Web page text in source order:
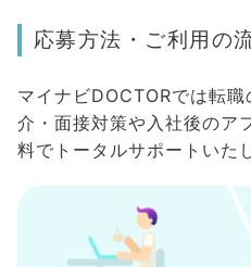
応募方法・ご利用の
マイナビDOCTORでは転
介・面接対策や入社後のア
料でトータルサポートいた